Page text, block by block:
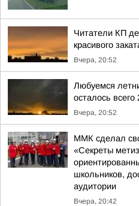
Читатели КП
красивого
Вчера, 20:52
Любуемся
осталось всего
Вчера, 20:52
ММК сделал
«Секреты
школьников,
аудитории
Вчера, 20:42